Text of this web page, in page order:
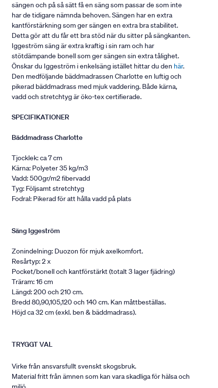
sängen och på så sätt få en säng som passar de som inte
har de tidigare nämnda behoven. Sängen har en extra
kantförstärkning som ger sängen en extra bra stabilitet.
Detta gör att du får ett bra stöd när du sitter på sängkanten.
Iggeström säng är extra kraftig i sin ram och har
stötdämpande bonell som ger sängen sin extra tålighet.
Önskar du Iggeström i enkelsäng istället hittar du den här.
Den medföljande bäddmadrassen Charlotte en luftig och
pikerad bäddmadrass med mjuk vaddering. Både kärna,
vadd och stretchtyg är öko-tex certifierade.
SPECIFIKATIONER
Bäddmadrass Charlotte
Tjocklek: ca 7 cm
Kärna: Polyeter 35 kg/m3
Vadd: 500gr/m2 fibervadd
Tyg: Följsamt stretchtyg
Fodral: Pikerad för att hålla vadd på plats
Säng Iggeström
Zonindelning: Duozon för mjuk axelkomfort.
Resårtyp: 2 x
Pocket/bonell och kantförstärkt (totalt 3 lager fjädring)
Träram: 16 cm
Längd: 200 och 210 cm.
Bredd 80,90,105,120 och 140 cm. Kan måttbeställas.
Höjd ca 32 cm (exkl. ben & bäddmadrass).
TRYGGT VAL
Virke från ansvarsfullt svenskt skogsbruk.
Material fritt från ämnen som kan vara skadliga för hälsa och